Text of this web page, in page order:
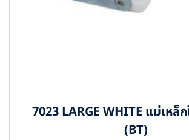
7023 LARGE WHITE แม่เหล็
(BT)